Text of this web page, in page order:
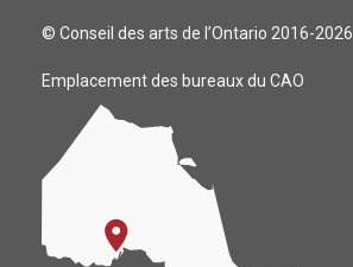
© Conseil des arts de l’Ontario 2016-2026
Emplacement des bureaux du CAO